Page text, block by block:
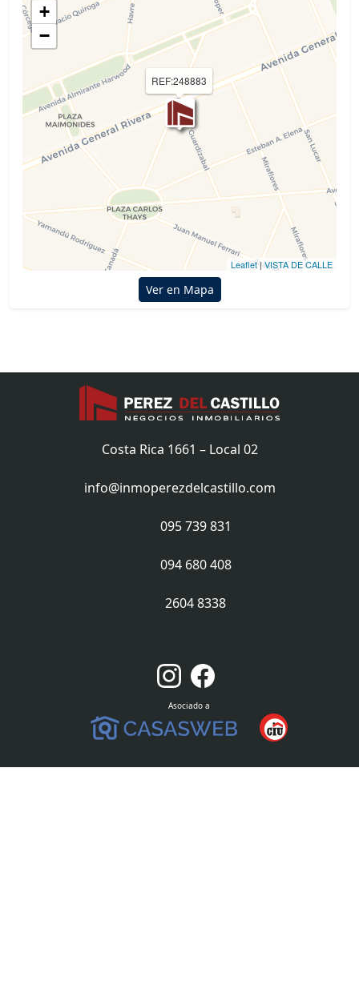
REF:248883
+
−
Leaflet|VISTA DE CALLE
Ver en Mapa
Costa Rica 1661 – Local 02
info@inmoperezdelcastillo.com
095 739 831
094 680 408
2604 8338
Asociado a